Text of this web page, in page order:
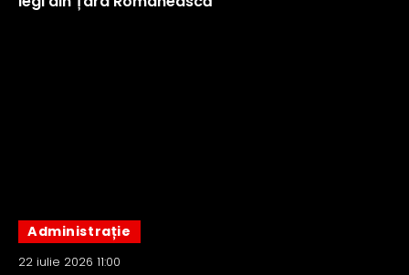
Administrație
22 iulie 2026 11:00